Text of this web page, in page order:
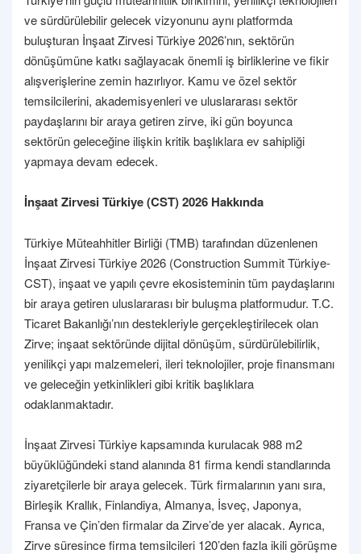
ve sürdürülebilir gelecek vizyonunu aynı platformda
buluşturan İnşaat Zirvesi Türkiye 2026’nın, sektörün
dönüşümüne katkı sağlayacak önemli iş birliklerine ve fikir
alışverişlerine zemin hazırlıyor. Kamu ve özel sektör
temsilcilerini, akademisyenleri ve uluslararası sektör
paydaşlarını bir araya getiren zirve, iki gün boyunca
sektörün geleceğine ilişkin kritik başlıklara ev sahipliği
yapmaya devam edecek.
İnşaat Zirvesi Türkiye (CST) 2026 Hakkında
Türkiye Müteahhitler Birliği (TMB) tarafından düzenlenen
İnşaat Zirvesi Türkiye 2026 (Construction Summit Türkiye-
CST), inşaat ve yapılı çevre ekosisteminin tüm paydaşlarını
bir araya getiren uluslararası bir buluşma platformudur. T.C.
Ticaret Bakanlığı’nın destekleriyle gerçekleştirilecek olan
Zirve; inşaat sektöründe dijital dönüşüm, sürdürülebilirlik,
yenilikçi yapı malzemeleri, ileri teknolojiler, proje finansmanı
ve geleceğin yetkinlikleri gibi kritik başlıklara
odaklanmaktadır.
İnşaat Zirvesi Türkiye kapsamında kurulacak 988 m2
büyüklüğündeki stand alanında 81 firma kendi standlarında
ziyaretçilerle bir araya gelecek. Türk firmalarının yanı sıra,
Birleşik Krallık, Finlandiya, Almanya, İsveç, Japonya,
Fransa ve Çin’den firmalar da Zirve’de yer alacak. Ayrıca,
Zirve süresince firma temsilcileri 120’den fazla ikili görüşme